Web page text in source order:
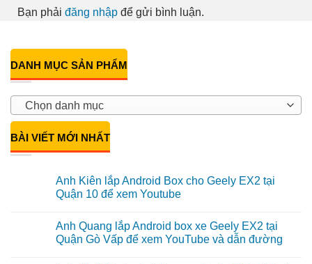
Bạn phải đăng nhập để gửi bình luận.
DANH MỤC SẢN PHẨM
Chọn danh mục
BÀI VIẾT MỚI NHẤT
Anh Kiên lắp Android Box cho Geely EX2 tại
Quận 10 để xem Youtube
bình
luận
ở
Anh Quang lắp Android box xe Geely EX2 tại
Quận Gò Vấp để xem YouTube và dẫn đường